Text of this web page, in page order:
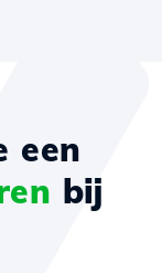
een
bij